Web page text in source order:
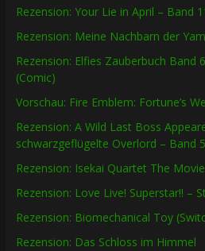
Rezension: Your Lie in April – Band
Rezension: Meine Nachbarn der
Rezension: Elfies Zauberbuch Band
(Comic)
Vorschau: Fire Emblem: Fortune’s
Rezension: A Wild Last Boss
schwarzgeflügelte Overlord – Band
Rezension: Isekai Quartet The
Rezension: Love Live! Superstar!! –
Rezension: Biomechanical Toy
Rezension: Das Schloss im Himmel